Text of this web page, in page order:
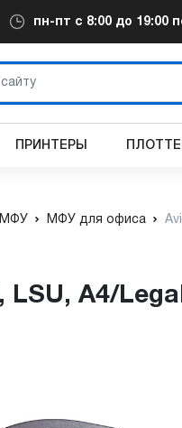
пн-пт с 8:00 до 19:00
ПРИНТЕРЫ
МФУ МФУ для офиса